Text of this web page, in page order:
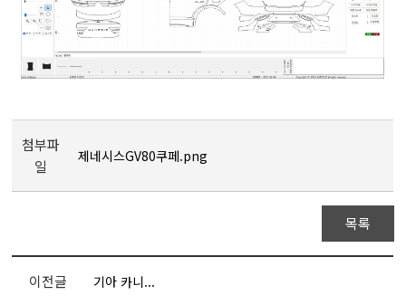
첨부파
일
제네시스GV80쿠페.png
목록
이전글 기아 카니...